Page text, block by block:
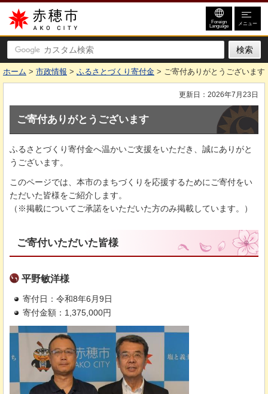
赤穂市
Foreign
Language メニュー
ホーム > 市政情報 > ふるさとづくり寄付金 > ご寄付ありがとうございます
更新日：2026年7月23日
ご寄付ありがとうございます
ふるさとづくり寄付金へ温かいご支援をいただき、誠にありがと
うございます。
このページでは、本市のまちづくりを応援するためにご寄付をい
ただいた皆様をご紹介します。
（※掲載についてご承諾をいただいた方のみ掲載しています。）
ご寄付いただいた皆様
平野敏洋様
寄付日：令和8年6月9日
寄付金額：1,375,000円